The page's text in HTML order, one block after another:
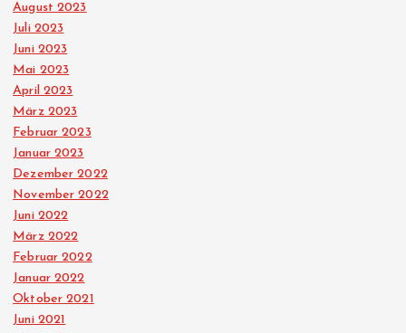
August 2023
Juli 2023
Juni 2023
Mai 2023
April 2023
März 2023
Februar 2023
Januar 2023
Dezember 2022
November 2022
Juni 2022
März 2022
Februar 2022
Januar 2022
Oktober 2021
Juni 2021